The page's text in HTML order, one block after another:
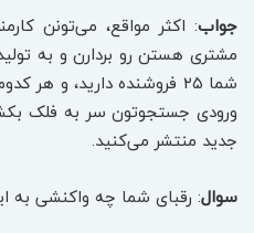
جواب: اکثر مواقع، می‌تونن
مشتری هستن رو بردارن و به
شما ۲۵ فروشنده دارید، و
ورودی جستجوتون سر به فلک
جدید منتشر می‌کنید.
سوال: رقبای شما چه واکنشی به